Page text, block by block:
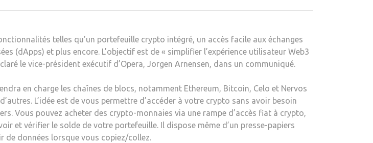
telles qu’un portefeuille crypto intégré, un accès facile aux échanges
(dApps) et plus encore. L’objectif est de « simplifier l’expérience utilisateur Web3
le vice-président exécutif d’Opera, Jorgen Arnensen, dans un communiqué.
en charge les chaînes de blocs, notamment Ethereum, Bitcoin, Celo et Nervos
L’idée est de vous permettre d’accéder à votre crypto sans avoir besoin
Vous pouvez acheter des crypto-monnaies via une rampe d’accès fiat à crypto,
et vérifier le solde de votre portefeuille. Il dispose même d’un presse-papiers
de données lorsque vous copiez/collez.